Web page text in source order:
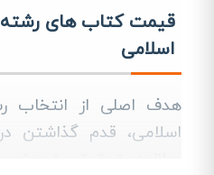
قیمت کتاب های رشته
اسلامی
هدف اصلی از انتخاب
اسلامی، قدم گذاشتن